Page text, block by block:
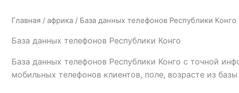
Главная / африка / База данных телефонов Республики Конго
База данных телефонов Республики Конго
База данных телефонов Республики Конго с точной
мобильных телефонов клиентов, поле, возрасте из